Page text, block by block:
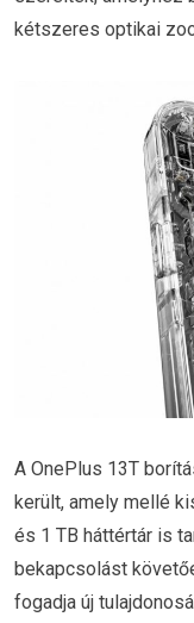
kétszeres optikai
A OnePlus 13T
került, amely mellé
és 1 TB háttértár is
bekapcsolást
fogadja új